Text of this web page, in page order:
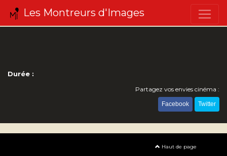
Les Montreurs d'Images
Durée :
Partagez vos envies cinéma :
Facebook Twitter
Haut de page